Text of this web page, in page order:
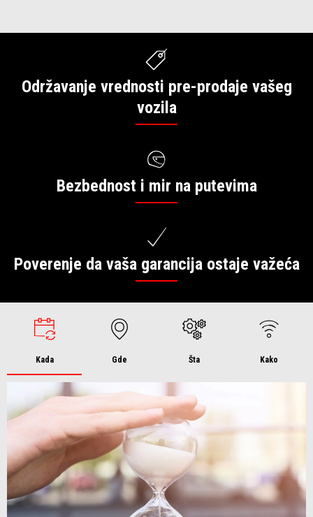
Održavanje vrednosti pre-prodaje vašeg
vozila
Bezbednost i mir na putevima
Poverenje da vaša garancija ostaje važeća
Kada Gde Šta Kako